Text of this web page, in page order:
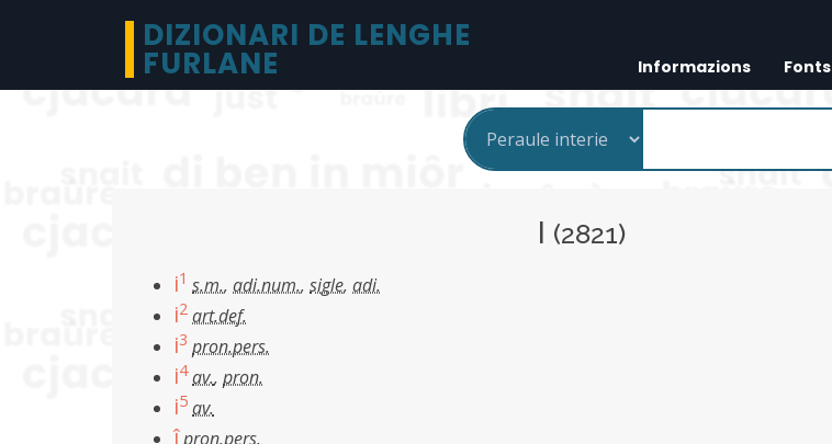
DIZIONARI DE LENGHE
FURLANE Informazions Fonts
I (2821)
i1 s.m., adi.num., sigle, adi.
i2 art.def.
i3 pron.pers.
i4 av., pron.
i5 av.
îpron.pers.